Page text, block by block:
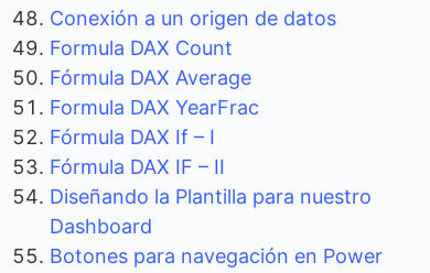
Conexión a un origen de datos
Formula DAX Count
Fórmula DAX Average
Formula DAX YearFrac
Fórmula DAX If – I
Fórmula DAX IF – II
Diseñando la Plantilla para nuestro
Dashboard
Botones para navegación en Power